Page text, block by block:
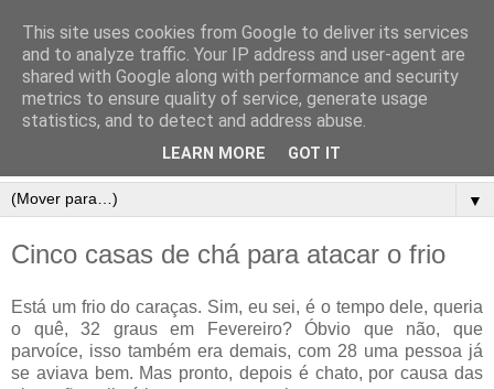
▼
Cinco casas de chá para atacar o frio
Está um frio do caraças. Sim, eu sei, é o tempo dele, queria
o quê, 32 graus em Fevereiro? Óbvio que não, que
parvoíce, isso também era demais, com 28 uma pessoa já
se aviava bem. Mas pronto, depois é chato, por causa das
This site uses cookies from Google to deliver its services
and to analyze traffic. Your IP address and user-agent are
shared with Google along with performance and security
metrics to ensure quality of service, generate usage
statistics, and to detect and address abuse.
LEARN MORE GOT IT